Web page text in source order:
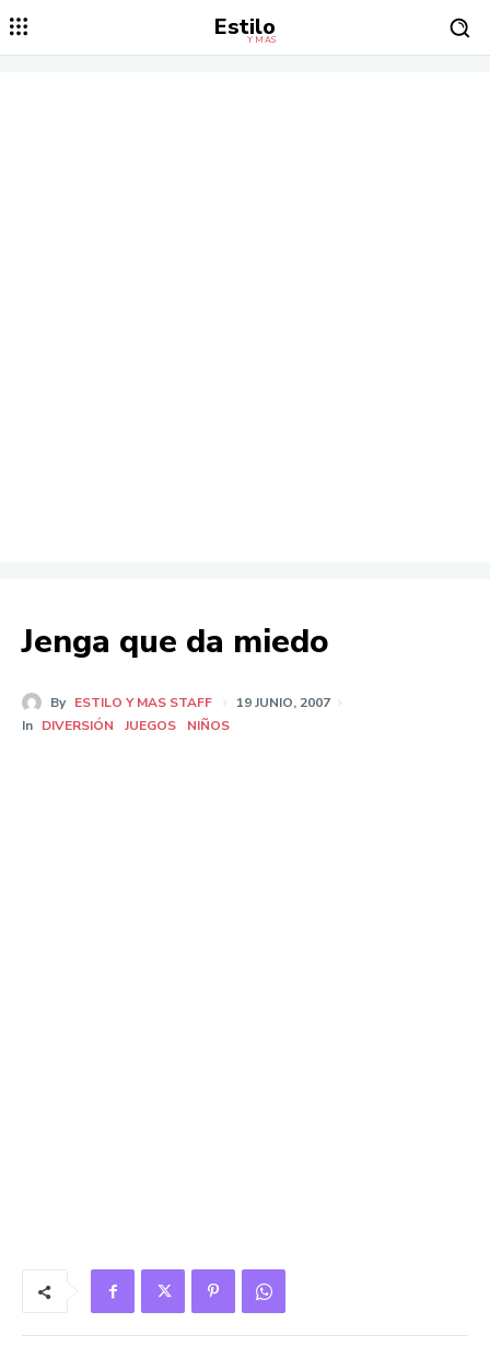
Estilo
Y MÁS
Jenga que da miedo
By ESTILO Y MAS STAFF
19 JUNIO, 2007
In DIVERSIÓN JUEGOS NIÑOS